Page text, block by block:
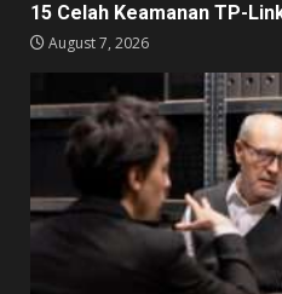
15 Celah Keamanan TP-
August 7, 2026